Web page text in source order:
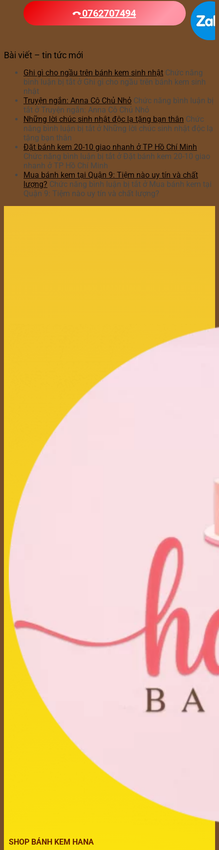
0762707494
Bài viết – tin tức mới
Ghi gì cho ngầu trên bánh kem sinh nhật Chức năng
bình luận bị tắt ở Ghi gì cho ngầu trên bánh kem sinh
nhật
Truyện ngắn: Anna Cô Chủ Nhỏ Chức năng bình luận bị
tắt ở Truyện ngắn: Anna Cô Chủ Nhỏ
Những lời chúc sinh nhật độc lạ tặng bạn thân Chức
năng bình luận bị tắt ở Những lời chúc sinh nhật độc lạ
tặng bạn thân
Đặt bánh kem 20-10 giao nhanh ở TP Hồ Chí Minh
Chức năng bình luận bị tắt ở Đặt bánh kem 20-10 giao
nhanh ở TP Hồ Chí Minh
Mua bánh kem tại Quận 9: Tiệm nào uy tín và chất
lượng? Chức năng bình luận bị tắt ở Mua bánh kem tại
Quận 9: Tiệm nào uy tín và chất lượng?
SHOP BÁNH KEM HANA